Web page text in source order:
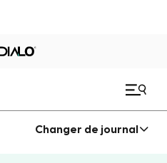
Changer de journal